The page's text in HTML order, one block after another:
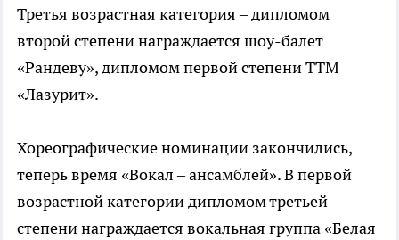
Третья возрастная категория – дипломом
второй степени награждается шоу-балет
«Рандеву», дипломом первой степени ТТМ
«Лазурит».
Хореографические номинации закончились,
теперь время «Вокал – ансамблей». В первой
возрастной категории дипломом третьей
степени награждается вокальная группа «Белая